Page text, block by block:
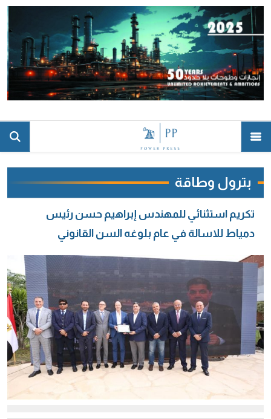
بترول وطاقة
تكريم استثنائي للمهندس إبراهيم حسن رئيس
دمياط للاسالة في عام بلوغه السن القانوني